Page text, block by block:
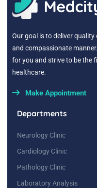
Our goal is to deliver
and compassionate
for you and strive to be the
healthcare.
Make Appointment
Departments
Neurology Clinic
Cardiology Clinic
Pathology Clinic
Laboratory Analysis